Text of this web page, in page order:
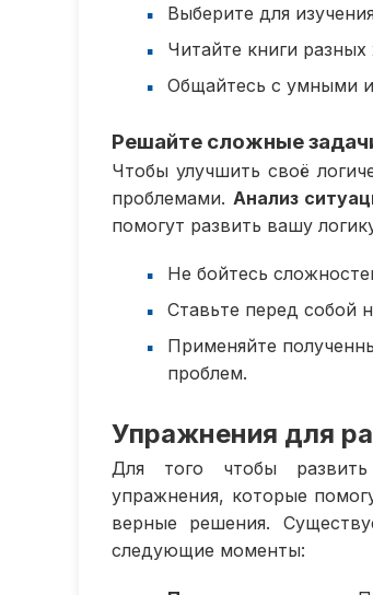
Выберите для
Читайте книги
Общайтесь с умными
Решайте сложные
Чтобы улучшить своё
проблемами. Анализ
помогут развить вашу
Не бойтесь
Ставьте перед собой
Применяйте
проблем.
Упражнения для
Для того чтобы развить
упражнения, которые
верные решения.
следующие моменты: